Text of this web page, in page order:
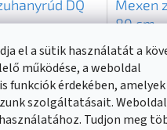
el a sütik használatát a
működése, a weboldal
funkciók érdekében, amelyek
szolgáltatásait.
Tudjon meg
DQ
nélkül,
79381-60
(>20 db )
Mexen
80 cm
arany,
Raktáron
13 690